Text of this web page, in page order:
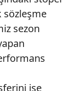
sözleşme
sezon
ise